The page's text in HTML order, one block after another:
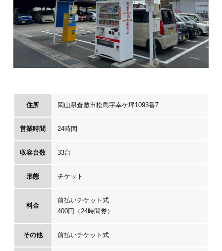
住所 岡山県倉敷市松島字幸ケ坪1093番7
営業時間 24時間
収容台数 33台
形態 チケット
料金
前払いチケット式
400円（24時間券）
その他 前払いチケット式